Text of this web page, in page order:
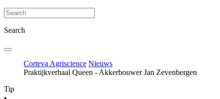
Search
Corteva Agriscience Nieuws
Praktijkverhaal Queen - Akkerbouwer Jan Zevenbergen
Tip